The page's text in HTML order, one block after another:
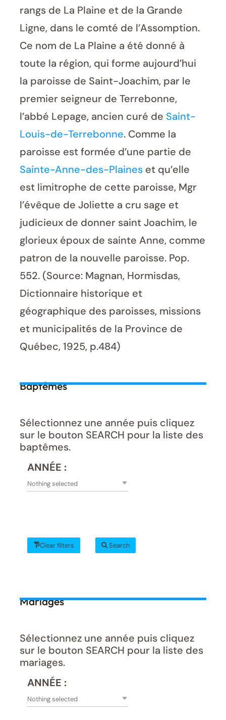
rangs de La Plaine et de la Grande
Ligne, dans le comté de l’Assomption.
Ce nom de La Plaine a été donné à
toute la région, qui forme aujourd’hui
la paroisse de Saint-Joachim, par le
premier seigneur de Terrebonne,
l’abbé Lepage, ancien curé de Saint-
Louis-de-Terrebonne. Comme la
paroisse est formée d’une partie de
Sainte-Anne-des-Plaines et qu’elle
est limitrophe de cette paroisse, Mgr
l’évêque de Joliette a cru sage et
judicieux de donner saint Joachim, le
glorieux époux de sainte Anne, comme
patron de la nouvelle paroisse. Pop.
552. (Source: Magnan, Hormisdas,
Dictionnaire historique et
géographique des paroisses, missions
et municipalités de la Province de
Québec, 1925, p.484)
Baptêmes
Sélectionnez une année puis cliquez
sur le bouton SEARCH pour la liste des
baptêmes.
ANNÉE :
Nothing selected
Clear filters Search
Mariages
Sélectionnez une année puis cliquez
sur le bouton SEARCH pour la liste des
mariages.
ANNÉE :
Nothing selected